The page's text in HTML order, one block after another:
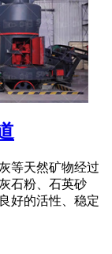
等天然矿物经过
石粉、石英砂
好的活性、稳定